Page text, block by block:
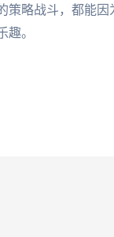
略战斗，都能
。